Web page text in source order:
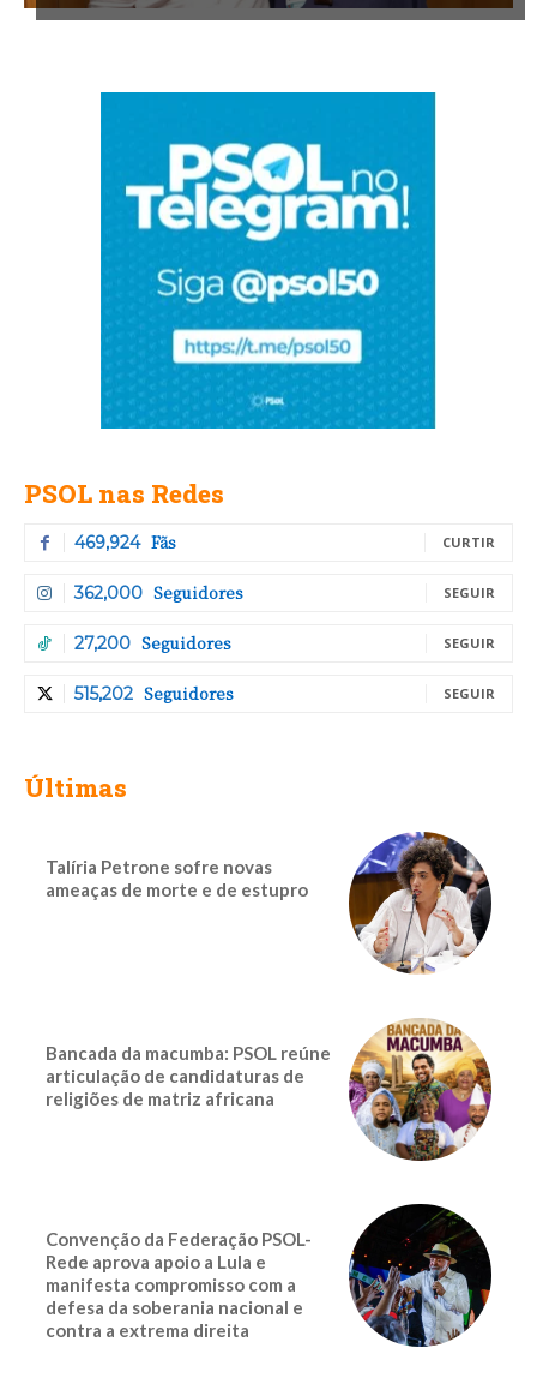
PSOL nas Redes
469,924 Fãs CURTIR
362,000 Seguidores SEGUIR
27,200 Seguidores SEGUIR
515,202 Seguidores SEGUIR
Últimas
Talíria Petrone sofre novas
ameaças de morte e de estupro
Bancada da macumba: PSOL reúne
articulação de candidaturas de
religiões de matriz africana
Convenção da Federação PSOL-
Rede aprova apoio a Lula e
manifesta compromisso com a
defesa da soberania nacional e
contra a extrema direita